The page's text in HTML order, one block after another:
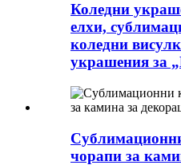
Коледни
елхи,
коледни
украшения за
чорапи за